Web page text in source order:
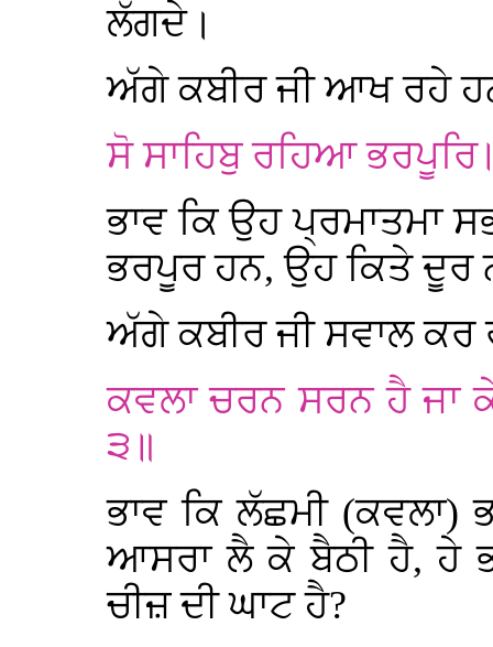
ਲੱਗਦੇ।
ਅੱਗੇ ਕਬੀਰ ਜੀ ਆਖ ਰਹੇ
ਸੋ ਸਾਹਿਬੁ ਰਹਿਆ
ਭਾਵ ਕਿ ਉਹ ਪ੍ਰਮਾਤਮਾ
ਭਰਪੂਰ ਹਨ, ਉਹ ਕਿਤੇ ਦੂਰ
ਅੱਗੇ ਕਬੀਰ ਜੀ ਸਵਾਲ ਕਰ
ਕਵਲਾ ਚਰਨ ਸਰਨ ਹੈ ਜਾ
੩॥
ਭਾਵ ਕਿ ਲੱਛਮੀ (ਕਵਲਾ)
ਆਸਰਾ ਲੈ ਕੇ ਬੈਠੀ ਹੈ, ਹੇ
ਚੀਜ਼ ਦੀ ਘਾਟ ਹੈ?